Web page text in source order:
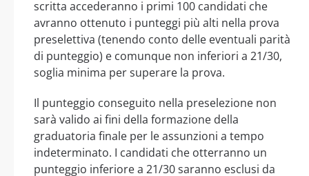
scritta accederanno i primi 100 candidati che
avranno ottenuto i punteggi più alti nella prova
preselettiva (tenendo conto delle eventuali parità
di punteggio) e comunque non inferiori a 21/30,
soglia minima per superare la prova.
Il punteggio conseguito nella preselezione non
sarà valido ai fini della formazione della
graduatoria finale per le assunzioni a tempo
indeterminato. I candidati che otterranno un
punteggio inferiore a 21/30 saranno esclusi da